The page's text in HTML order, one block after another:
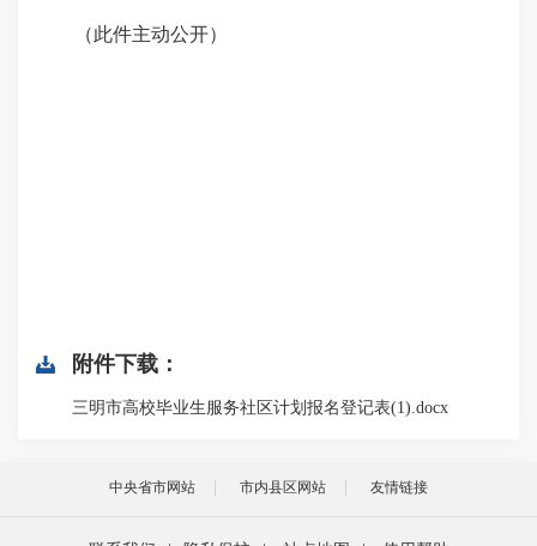
（此件主动公开）
附件下载：
三明市高校毕业生服务社区计划报名登记表(1).docx
中央省市网站 市内县区网站 友情链接